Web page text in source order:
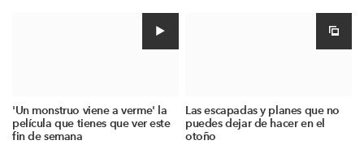
'Un monstruo viene a verme' la
película que tienes que ver este
fin de semana
Las escapadas y planes que no
puedes dejar de hacer en el
otoño